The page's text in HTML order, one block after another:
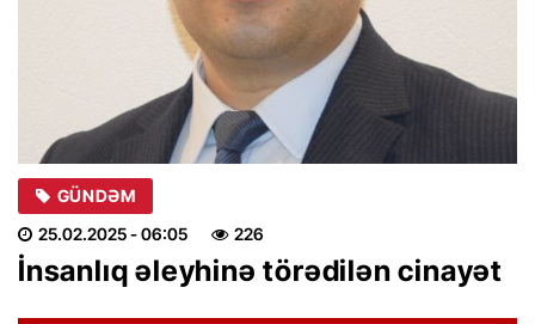
GÜNDƏM
25.02.2025- 06:05 226
İnsanlıq əleyhinə törədilən cinayət